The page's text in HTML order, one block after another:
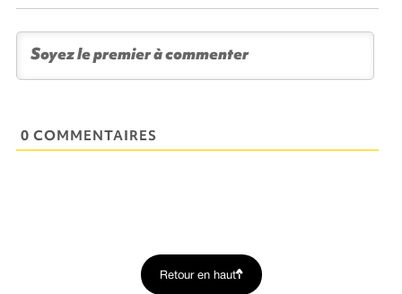
0 COMMENTAIRES
Retour en haut